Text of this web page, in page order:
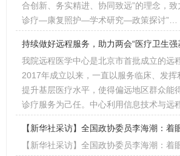
合创新、务实精进、协同致远”的理念，致
诊疗—康复照护—学术研究—政策探讨”…
持续做好远程服务，助力两会“医疗卫生强
我院远程医学中心是北京市首批成立的远
2017年成立以来，一直以服务临床、发挥
提升基层医疗水平，使得偏远地区群众能
诊疗服务为己任。中心利用信息技术与远
【新华社采访】全国政协委员李海潮：着
【新华社采访】全国政协委员李海潮：着